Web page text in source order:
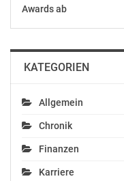
Ähnliche Beiträge
Abschlussbilanz:
700.000 BesucherInnen
Silvesterpfad
Awards ab
KATEGORIEN
Allgemein
Chronik
Finanzen
Karriere